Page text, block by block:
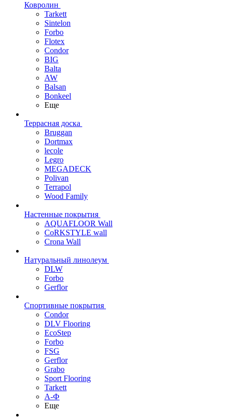
Ковролин
Tarkett
Sintelon
Forbo
Flotex
Condor
BIG
Balta
AW
Balsan
Bonkeel
Еще
Террасная доска
Bruggan
Dortmax
lecole
Legro
MEGADECK
Polivan
Terrapol
Wood Family
Настенные покрытия
AQUAFLOOR Wall
CoRKSTYLE wall
Crona Wall
Натуральный линолеум
DLW
Forbo
Gerflor
Спортивные покрытия
Condor
DLV Flooring
EcoStep
Forbo
FSG
Gerflor
Grabo
Sport Flooring
Tarkett
А-Ф
Еще